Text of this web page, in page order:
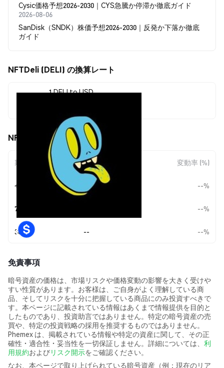
Cysic価格予想2026-2030｜CYS急騰か停滞か徹底ガイド
2026-08-06
SanDisk（SNDK）株価予想2026-2030｜反発か下落か徹底
ガイド
NFTDeli (DELI) の換算レート
1 DELI to USD
NFTDeli (DELI) の価格変動
期間 金額変動 変動率 (%)
今日 --%
7日 --%
30日 -- --%
免責事項
暗号資産の価格は、市場リスクや価格変動の影響を大きく受けや
すい性質があります。お客様は、ご自身がよく理解している商
品、そしてリスクを十分に把握している商品にのみ投資すべきで
す。本ページに記載されている情報はあくまで情報提供を目的と
したものであり、投資助言ではありません。特定の暗号資産の売
買や、特定の投資戦略の採用を推奨するものではありません。
Phemex は、掲載されている情報や特定の資産に関して、その正
確性・適合性・妥当性を一切保証しません。詳細については、 利
用規約およびリスク開示をご確認ください。
なお、本ページで取り上げられている暗号資産（例：現在のリア